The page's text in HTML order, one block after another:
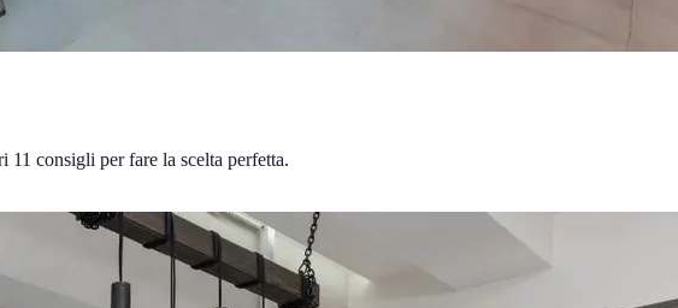
11 consigli per fare la scelta perfetta.